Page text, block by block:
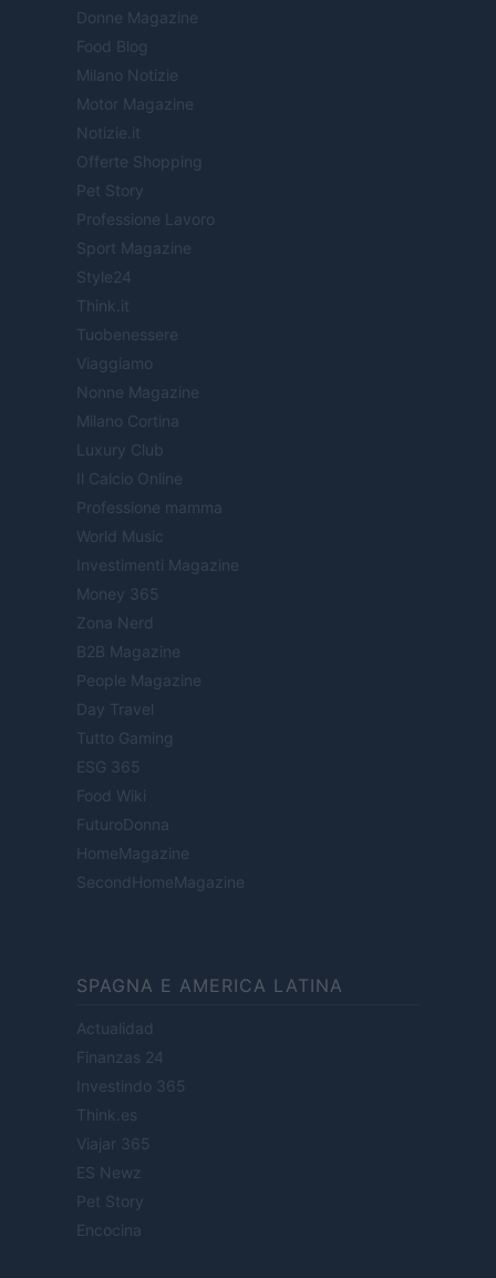
Donne Magazine
Food Blog
Milano Notizie
Motor Magazine
Notizie.it
Offerte Shopping
Pet Story
Professione Lavoro
Sport Magazine
Style24
Think.it
Tuobenessere
Viaggiamo
Nonne Magazine
Milano Cortina
Luxury Club
Il Calcio Online
Professione mamma
World Music
Investimenti Magazine
Money 365
Zona Nerd
B2B Magazine
People Magazine
Day Travel
Tutto Gaming
ESG 365
Food Wiki
FuturoDonna
HomeMagazine
SecondHomeMagazine
SPAGNA E AMERICA LATINA
Actualidad
Finanzas 24
Investindo 365
Think.es
Viajar 365
ES Newz
Pet Story
Encocina